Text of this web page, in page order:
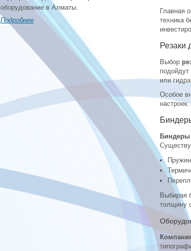
оборудование в Алматы.
Подробнее
Главная
техника
Резаки
Выбор
или
Особое
Биндеры
Выбирая
толщину